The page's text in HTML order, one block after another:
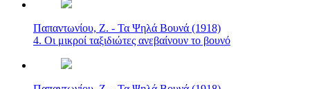
Παπαντωνίου, Ζ. - Τα Ψηλά Βουνά (1918)
4. Οι μικροί ταξιδιώτες ανεβαίνουν το βουνό